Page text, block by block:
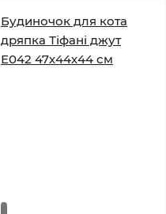
Будиночок для кота
дряпка Тіфані джут
Е042 47х44х44 см